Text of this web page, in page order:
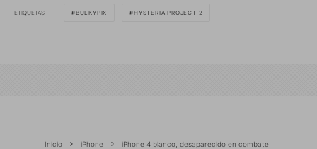
ETIQUETAS BULKYPIX HYSTERIA PROJECT 2
Inicio iPhone iPhone 4 blanco, desaparecido en combate